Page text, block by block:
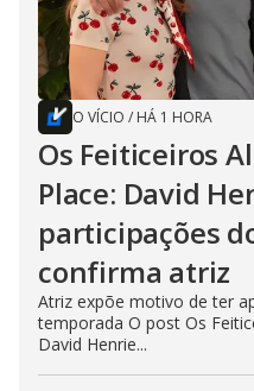
O VÍCIO / HÁ 1 HORA
Os Feiticeiros
Place: David
participações
confirma atriz
Atriz expõe motivo de ter
temporada O post Os
David Henrie...